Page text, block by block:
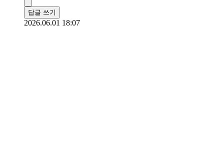
답글 쓰기
2026.06.01 18:07